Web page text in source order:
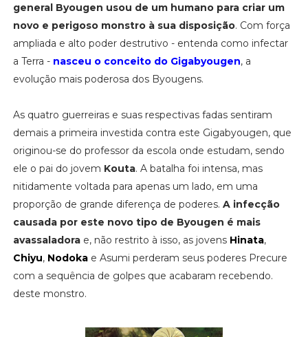
general Byougen usou de um humano para criar um
novo e perigoso monstro à sua disposição. Com força
ampliada e alto poder destrutivo - entenda como infectar
a Terra - nasceu o conceito do Gigabyougen, a
evolução mais poderosa dos Byougens.
As quatro guerreiras e suas respectivas fadas sentiram
demais a primeira investida contra este Gigabyougen, que
originou-se do professor da escola onde estudam, sendo
ele o pai do jovem Kouta. A batalha foi intensa, mas
nitidamente voltada para apenas um lado, em uma
proporção de grande diferença de poderes. A infecção
causada por este novo tipo de Byougen é mais
avassaladorae, não restrito à isso, as jovens Hinata,
Chiyu, Nodokae Asumi perderam seus poderes Precure
com a sequência de golpes que acabaram recebendo.
deste monstro.